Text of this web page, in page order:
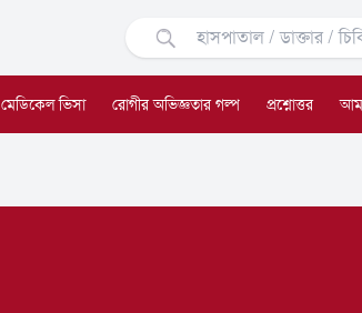
মেডিকেল ভিসা রোগীর অভিজ্ঞতার গল্প প্রশ্নোত্তর